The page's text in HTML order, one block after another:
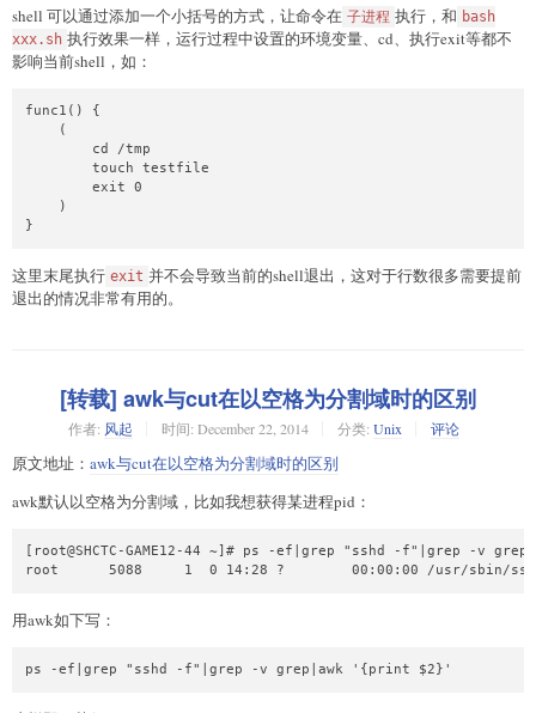
shell 可以通过添加一个小括号的方式，让命令在 子进程 执行，和 bash
xxx.sh 执行效果一样，运行过程中设置的环境变量、cd、执行exit等都不
影响当前shell，如：
func1() {
    (
        cd /tmp
        touch testfile
        exit 0
    )
这里末尾执行 exit 并不会导致当前的shell退出，这对于行数很多需要提前
退出的情况非常有用的。
[转载] awk与cut在以空格为分割域时的区别
作者: 风起 时间: December 22, 2014 分类: Unix 评论
原文地址： awk与cut在以空格为分割域时的区别
awk默认以空格为分割域，比如我想获得某进程pid：
[root@SHCTC-GAME12-44 ~]# ps -ef|grep "sshd -f"|grep -v grep
用awk如下写：